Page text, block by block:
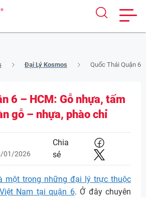
Đại Lý Kosmos Quốc Thái Quận 6
6 – HCM: Gỗ nhựa, tấm
gỗ – nhựa, phào chỉ
01/2026
Chia
sẻ
một trong những đại lý trực thuộc
Nam tại quận 6. Ở đây chuyên